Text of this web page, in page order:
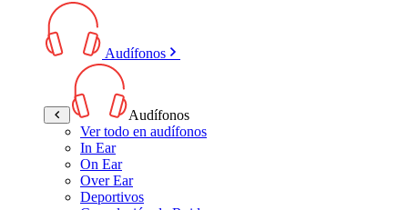
Audífonos
Audífonos
Ver todo en audífonos
In Ear
On Ear
Over Ear
Deportivos